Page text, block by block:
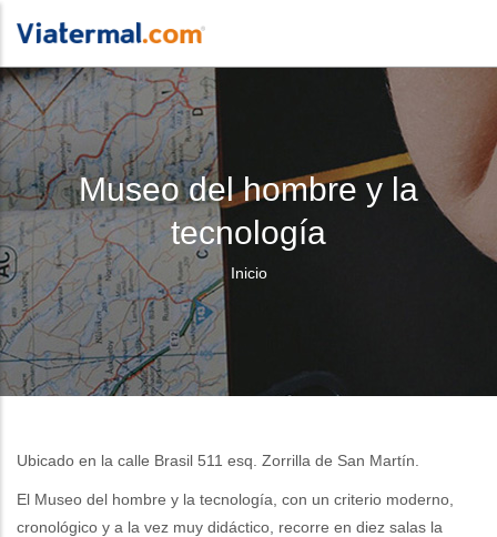
Museo del hombre y la
tecnología
Sobrescribir
ayuda
la
navegación
Inicio
Ubicado en la calle Brasil 511 esq. Zorrilla de San Martín.
El Museo del hombre y la tecnología, con un criterio moderno,
cronológico y a la vez muy didáctico, recorre en diez salas la